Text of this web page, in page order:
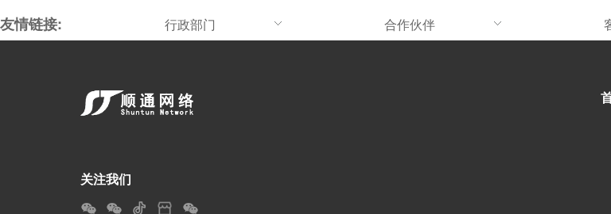
友情链接: 行政部门 合作伙伴
关注我们